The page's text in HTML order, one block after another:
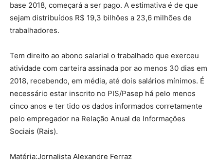
base 2018, começará a ser pago. A estimativa é de que
sejam distribuídos R$ 19,3 bilhões a 23,6 milhões de
trabalhadores.
Tem direito ao abono salarial o trabalhado que exerceu
atividade com carteira assinada por ao menos 30 dias em
2018, recebendo, em média, até dois salários mínimos. É
necessário estar inscrito no PIS/Pasep há pelo menos
cinco anos e ter tido os dados informados corretamente
pelo empregador na Relação Anual de Informações
Sociais (Rais).
Matéria:Jornalista Alexandre Ferraz